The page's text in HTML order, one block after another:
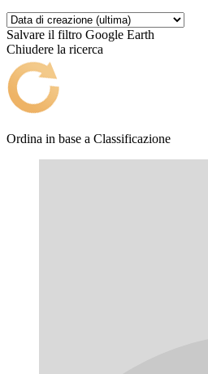
Salvare il filtro Google Earth
Chiudere la ricerca
Ordina in base a Classificazione